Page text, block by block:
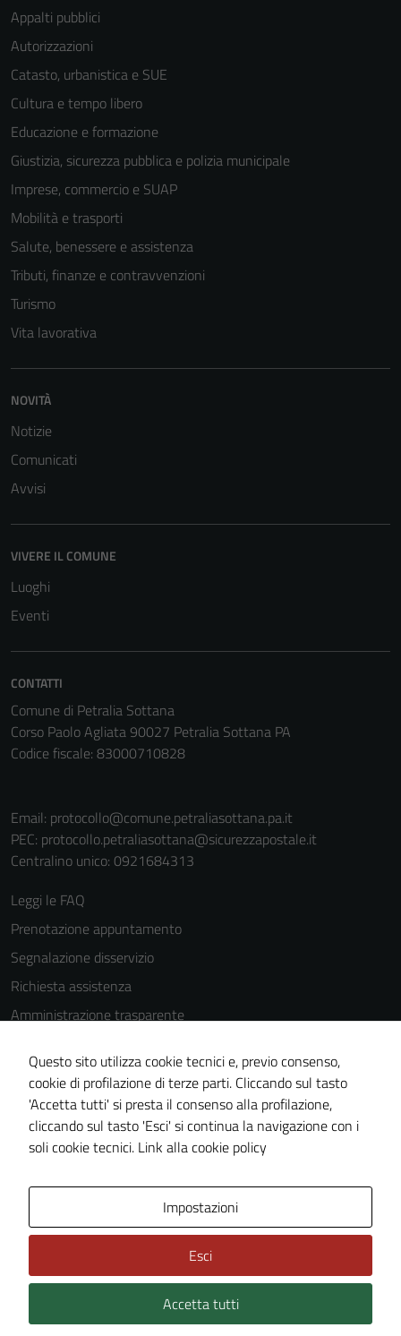
Appalti pubblici
Autorizzazioni
Catasto, urbanistica e SUE
Cultura e tempo libero
Educazione e formazione
Giustizia, sicurezza pubblica e polizia municipale
Imprese, commercio e SUAP
Mobilità e trasporti
Salute, benessere e assistenza
Tributi, finanze e contravvenzioni
Turismo
Vita lavorativa
NOVITÀ
Notizie
Comunicati
Avvisi
VIVERE IL COMUNE
Luoghi
Eventi
CONTATTI
Comune di Petralia Sottana
Corso Paolo Agliata 90027 Petralia Sottana PA
Codice fiscale: 83000710828
Email: protocollo@comune.petraliasottana.pa.it
PEC: protocollo.petraliasottana@sicurezzapostale.it
Centralino unico: 0921684313
Leggi le FAQ
Prenotazione appuntamento
Segnalazione disservizio
Richiesta assistenza
Amministrazione trasparente
Cookie Policy
Note legali
Dichiarazione di accessibilità
Piano di miglioramento del sito
Area Privata
Questo sito utilizza cookie tecnici e, previo consenso,
cookie di profilazione di terze parti. Cliccando sul tasto
'Accetta tutti' si presta il consenso alla profilazione,
cliccando sul tasto 'Esci' si continua la navigazione con i
soli cookie tecnici. Link alla cookie policy
Impostazioni
Esci
Accetta tutti
disabilitati.